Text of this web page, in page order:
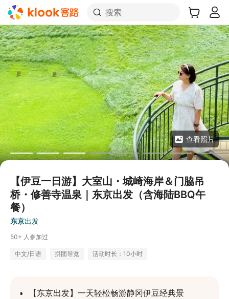
搜索
查看照片
【伊豆一日游】大室山・城崎海岸＆门脇吊
桥・修善寺温泉｜东京出发（含海陆BBQ午
餐）
东京出发
50+ 人参加过
中文/日语 拼团导览 活动时长：10小时
【东京出发】一天轻松畅游静冈伊豆经典景